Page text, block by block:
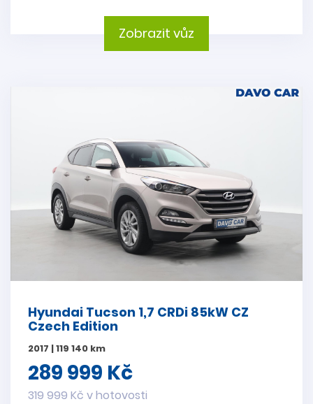
Zobrazit vůz
Hyundai Tucson 1,7 CRDi 85kW CZ
Czech Edition
2017 | 119 140 km
289 999 Kč
319 999 Kč v hotovosti